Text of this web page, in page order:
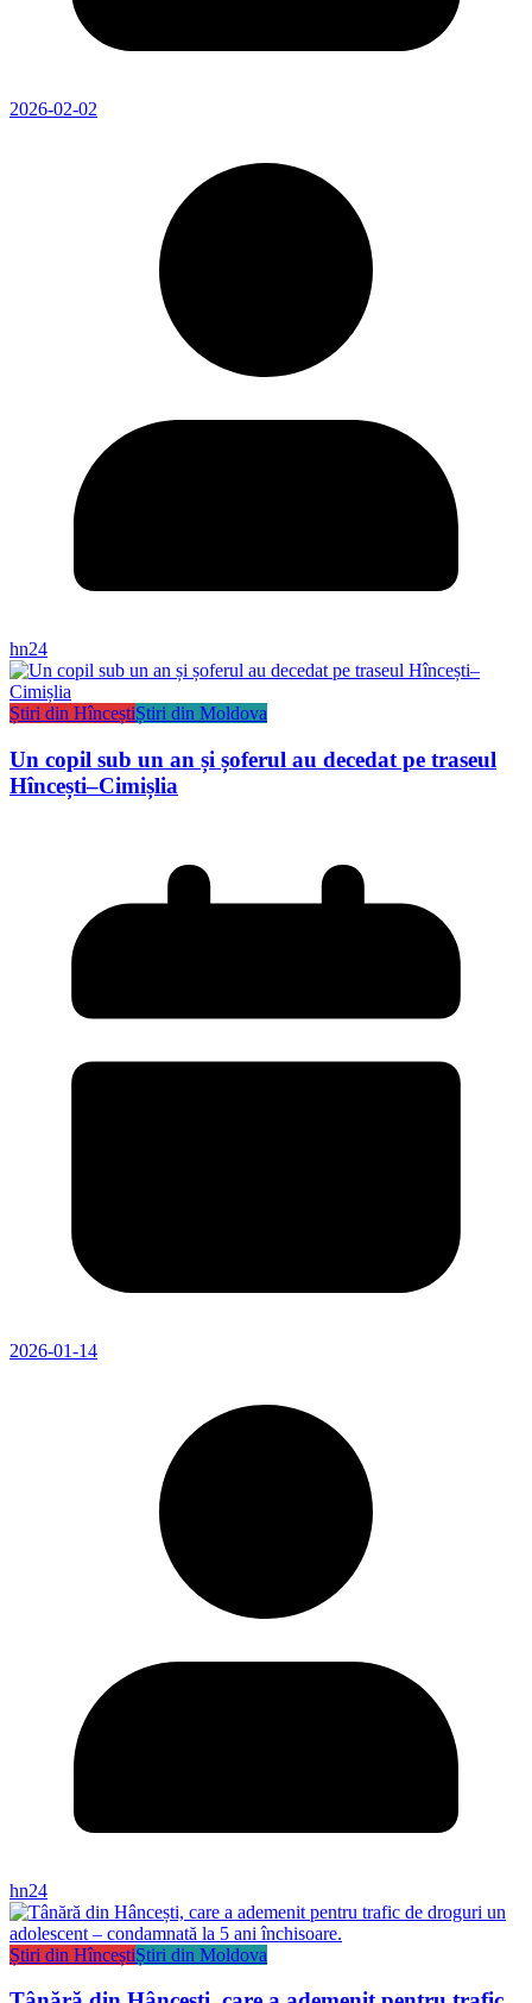
2026-02-02
hn24
Știri din HînceștiȘtiri din Moldova
Un copil sub un an și șoferul au decedat pe traseul
Hîncești–Cimișlia
2026-01-14
hn24
Știri din HînceștiȘtiri din Moldova